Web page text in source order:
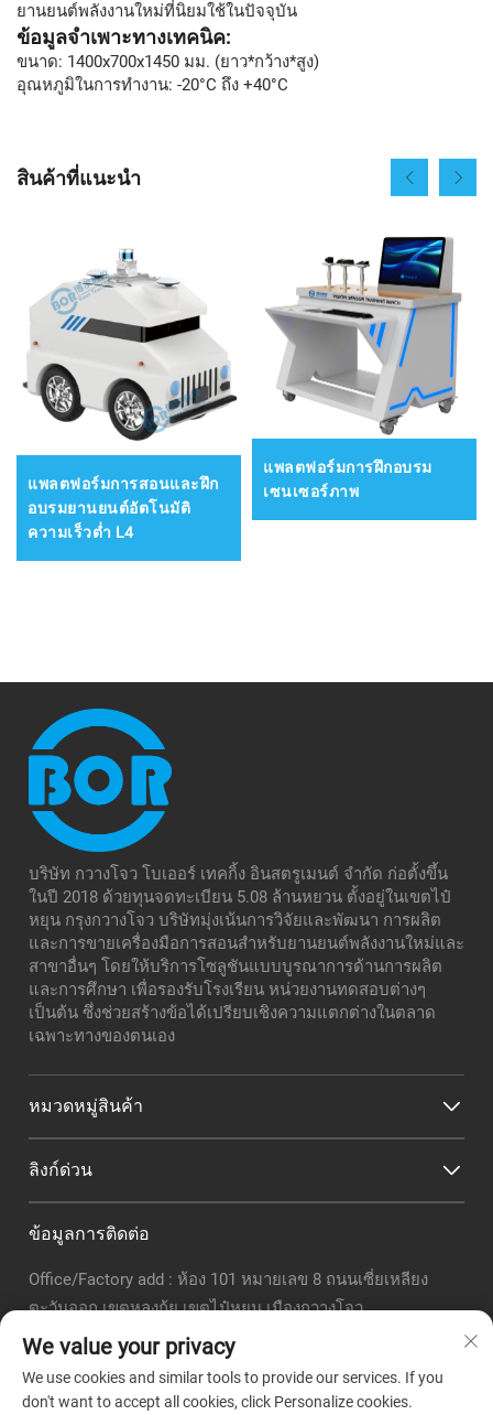
ยานยนต์พลังงานใหม่ที่นิยมใช้ในปัจจุบัน
ข้อมูลจำเพาะทางเทคนิค:
ขนาด: 1400x700x1450 มม. (ยาว*กว้าง*สูง)
อุณหภูมิในการทำงาน: -20°C ถึง +40°C
สินค้าที่แนะนำ
แพลตฟอร์มการสอนและฝึก
อบรมยานยนต์อัตโนมัติ
ความเร็วต่ำ L4
แพลตฟอร์มการฝึกอบรม
เซนเซอร์ภาพ
บริษัท กวางโจว โบเออร์ เทคกิ้ง อินสตรูเมนต์ จำกัด ก่อตั้งขึ้น
ในปี 2018 ด้วยทุนจดทะเบียน 5.08 ล้านหยวน ตั้งอยู่ในเขตไป๋
หยุน กรุงกวางโจว บริษัทมุ่งเน้นการวิจัยและพัฒนา การผลิต
และการขายเครื่องมือการสอนสำหรับยานยนต์พลังงานใหม่และ
สาขาอื่นๆ โดยให้บริการโซลูชันแบบบูรณาการด้านการผลิต
และการศึกษา เพื่อรองรับโรงเรียน หน่วยงานทดสอบต่างๆ
เป็นต้น ซึ่งช่วยสร้างข้อได้เปรียบเชิงความแตกต่างในตลาด
เฉพาะทางของตนเอง
หมวดหมู่สินค้า
ลิงก์ด่วน
ข้อมูลการติดต่อ
Office/Factory add : ห้อง 101 หมายเลข 8 ถนนเซี่ยเหลียง
ตะวันออก เขตหลงกุ้ย เขตไป๋หยุน เมืองกวางโจว
อีเมล :[email protected]
+86-18320351294
วอทแชป: +8618320351294
We value your privacy
We use cookies and similar tools to provide our services. If you
don't want to accept all cookies, click Personalize cookies.